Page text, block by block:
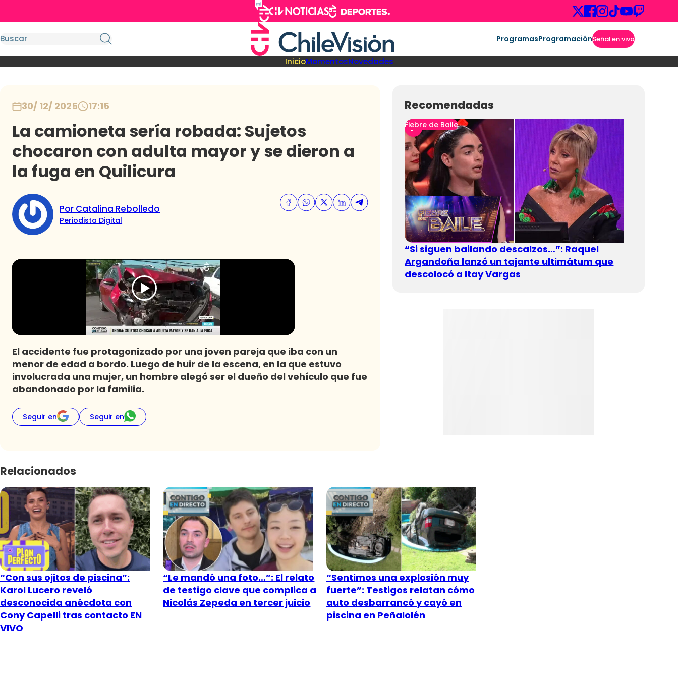
ProgramasProgramaciónSeñal en vivo
InicioMomentosNovedades
30/ 12/ 2025 17:15
La camioneta sería robada: Sujetos
chocaron con adulta mayor y se dieron a
la fuga en Quilicura
Por Catalina Rebolledo
Periodista Digital
El accidente fue protagonizado por una joven pareja que iba con un
menor de edad a bordo. Luego de huir de la escena, en la que estuvo
involucrada una mujer, un hombre alegó ser el dueño del vehículo que fue
abandonado por la familia.
Seguir en Seguir en
Recomendadas
Fiebre de Baile
“Si siguen bailando descalzos…”: Raquel
Argandoña lanzó un tajante ultimátum que
descolocó a Itay Vargas
Relacionados
“Con sus ojitos de piscina”:
Karol Lucero reveló
desconocida anécdota con
Cony Capelli tras contacto EN
VIVO
“Le mandó una foto…”: El relato
de testigo clave que complica a
Nicolás Zepeda en tercer juicio
“Sentimos una explosión muy
fuerte”: Testigos relatan cómo
auto desbarrancó y cayó en
piscina en Peñalolén